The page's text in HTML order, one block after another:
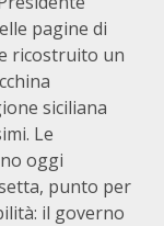
pagine di
ricostruito un
siciliana
Le
oggi
punto per
il governo